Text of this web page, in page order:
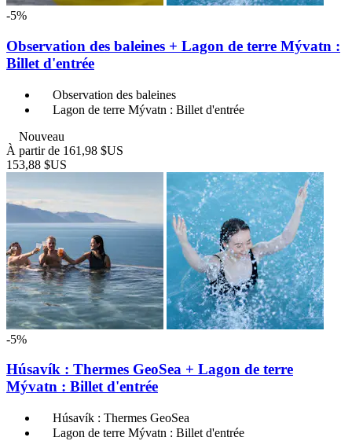
-5%
Observation des baleines + Lagon de terre Mývatn :
Billet d'entrée
Observation des baleines
Lagon de terre Mývatn : Billet d'entrée
Nouveau
À partir de 161,98 $US
153,88 $US
-5%
Húsavík : Thermes GeoSea + Lagon de terre
Mývatn : Billet d'entrée
Húsavík : Thermes GeoSea
Lagon de terre Mývatn : Billet d'entrée